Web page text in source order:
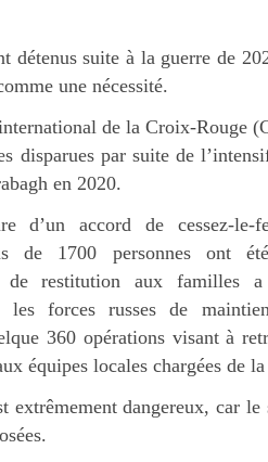
détenus suite à la guerre de
une nécessité.
de la Croix-Rouge
disparues par suite de
en 2020.
d’un accord de cessez-
de 1700 personnes ont
de restitution aux familles
les forces russes de
360 opérations visant à
équipes locales chargées de
extrêmement dangereux, car